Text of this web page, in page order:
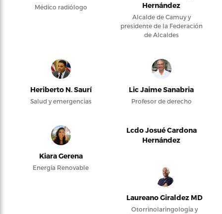
Médico radiólogo
Hernández
Alcalde de Camuy y
presidente de la Federación
de Alcaldes
Heriberto N. Saurí
Salud y emergencias
Lic Jaime Sanabria
Profesor de derecho
Kiara Gerena
Energía Renovable
Lcdo Josué Cardona
Hernández
Laureano Giraldez MD
Otorrinolaringología y